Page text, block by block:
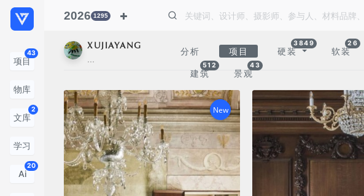
项目
43
物库
文库
2
学习
Ai
20
2026 1295
XUJIAYANG
…
分析 项目 硬装
3849
软装
26
建筑
512
景观
43
New